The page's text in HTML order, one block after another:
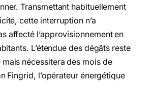
Transmettant habituellement
cette interruption n’a
affecté l’approvisionnement en
L’étendue des dégâts reste
nécessitera des mois de
Fingrid, l’opérateur énergétique